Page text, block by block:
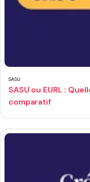
SASU
SASU ou EURL :
comparatif